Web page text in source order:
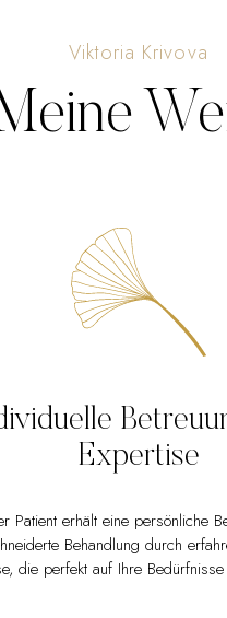
Viktoria Krivova
Expertise
Patient erhält eine persönliche
Behandlung durch
die perfekt auf Ihre